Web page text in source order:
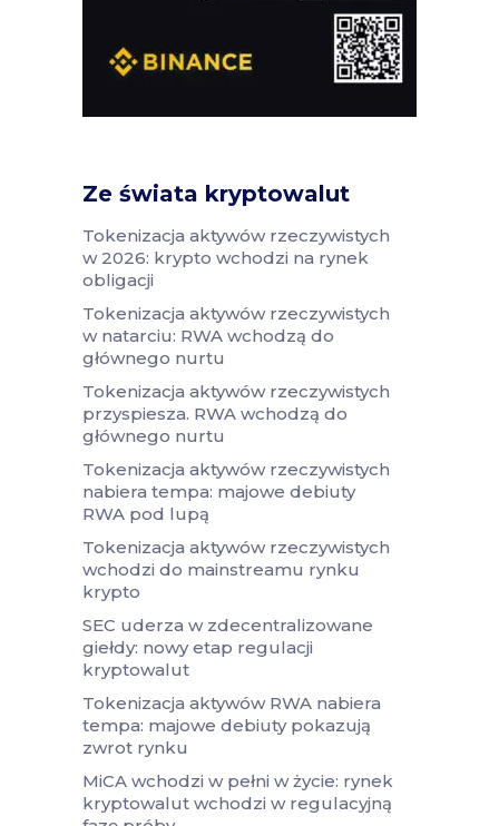
Ze świata kryptowalut
Tokenizacja aktywów rzeczywistych
w 2026: krypto wchodzi na rynek
obligacji
Tokenizacja aktywów rzeczywistych
w natarciu: RWA wchodzą do
głównego nurtu
Tokenizacja aktywów rzeczywistych
przyspiesza. RWA wchodzą do
głównego nurtu
Tokenizacja aktywów rzeczywistych
nabiera tempa: majowe debiuty
RWA pod lupą
Tokenizacja aktywów rzeczywistych
wchodzi do mainstreamu rynku
krypto
SEC uderza w zdecentralizowane
giełdy: nowy etap regulacji
kryptowalut
Tokenizacja aktywów RWA nabiera
tempa: majowe debiuty pokazują
zwrot rynku
MiCA wchodzi w pełni w życie: rynek
kryptowalut wchodzi w regulacyjną